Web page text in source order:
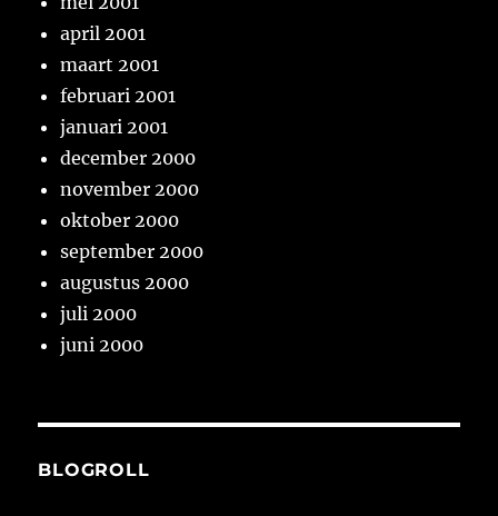
april 2001
maart 2001
februari 2001
januari 2001
december 2000
november 2000
oktober 2000
september 2000
augustus 2000
juli 2000
juni 2000
BLOGROLL